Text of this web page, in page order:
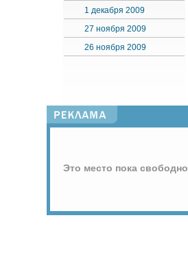
1 декабря 2009
27 ноября 2009
26 ноября 2009
Это место пока свободно